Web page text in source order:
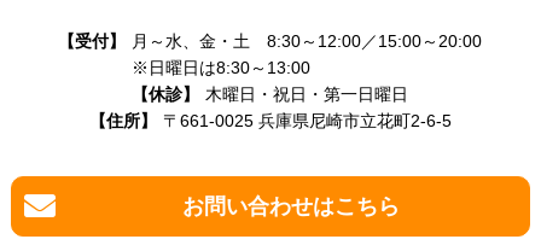
【受付】
月～水、金・土 8:30～12:00／15:00～20:00
※日曜日は8:30～13:00
【休診】
木曜日・祝日・第一日曜日
【住所】
〒661-0025 兵庫県尼崎市立花町2-6-5
お問い合わせはこちら